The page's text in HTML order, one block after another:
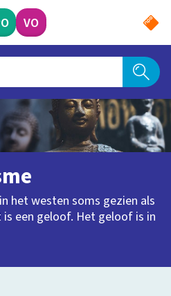
VO
het westen soms gezien als
een geloof. Het geloof is in